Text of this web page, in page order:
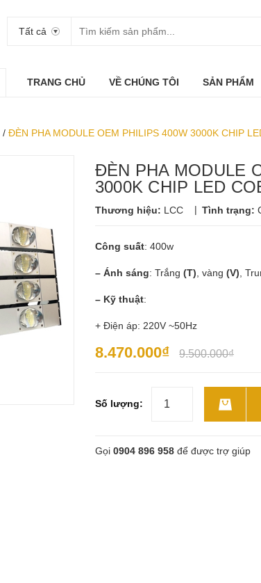
Tất cả
TRANG CHỦ VỀ CHÚNG TÔI SẢN PHẨM
/ ĐÈN PHA MODULE OEM PHILIPS 400W 3000K CHIP
ĐÈN PHA MODULE
3000K CHIP LED
Thương hiệu: LCC | Tình trạng:
Công suất: 400w
– Ánh sáng: Trắng (T) , vàng (V) ,
– Kỹ thuật:
+ Điện áp: 220V ~50Hz
8.470.000₫ 9.500.000₫
Số lượng:
Gọi 0904 896 958 để được trợ giúp